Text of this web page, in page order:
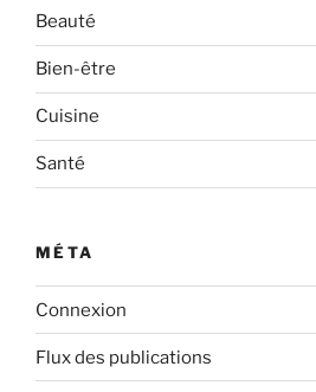
Beauté
Bien-être
Cuisine
Santé
MÉTA
Connexion
Flux des publications